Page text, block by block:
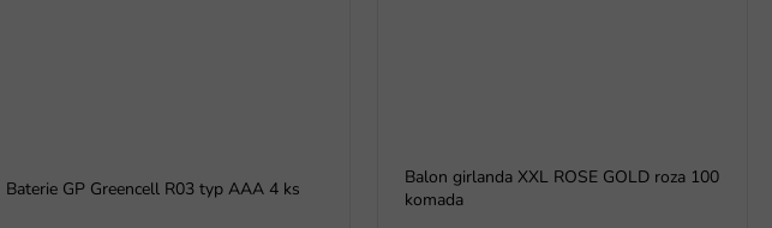
Baterie GP Greencell R03 typ AAA 4 ks
Balon girlanda XXL ROSE GOLD roza 100
komada